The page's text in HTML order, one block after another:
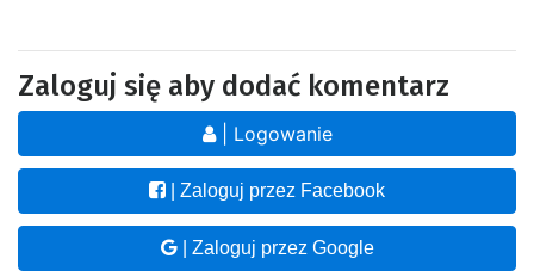
Zaloguj się aby dodać komentarz
| Logowanie
| Zaloguj przez Facebook
| Zaloguj przez Google